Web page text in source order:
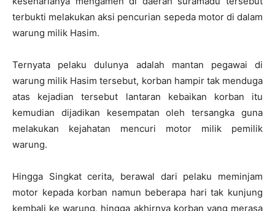
terbukti melakukan aksi pencurian sepeda motor di dalam
warung milik Hasim.
Ternyata pelaku dulunya adalah mantan pegawai di
warung milik Hasim tersebut, korban hampir tak menduga
atas kejadian tersebut lantaran kebaikan korban itu
kemudian dijadikan kesempatan oleh tersangka guna
melakukan kejahatan mencuri motor milik pemilik
warung.
Hingga Singkat cerita, berawal dari pelaku meminjam
motor kepada korban namun beberapa hari tak kunjung
kembali ke warung, hingga akhirnya korban yang merasa